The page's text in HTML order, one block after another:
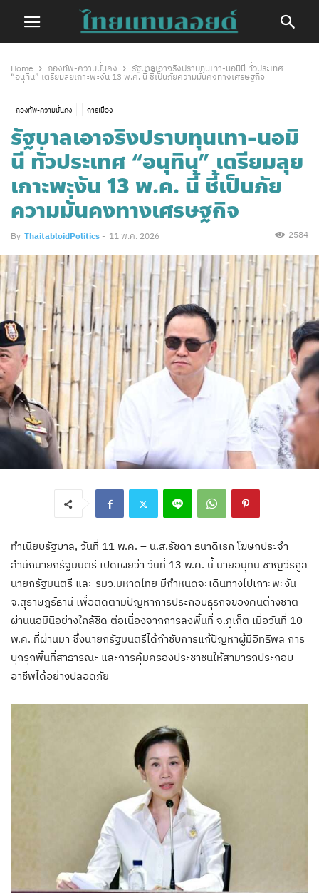
Home กองทัพ-ความมั่นคง
รัฐบาลเอาจริงปราบทุนเทา-นอมินี ทั่วประเทศ
“อนุทิน” เตรียมลุยเกาะพะงัน 13 พ.ค. นี้ ชี้เป็นภัยความมั่นคงทางเศรษฐกิจ
กองทัพ-ความมั่นคง การเมือง
รัฐบาลเอาจริงปราบทุนเทา-นอมิ
นี ทั่วประเทศ “อนุทิน” เตรียมลุย
เกาะพะงัน 13 พ.ค. นี้ ชี้เป็นภัย
ความมั่นคงทางเศรษฐกิจ
By ThaitabloidPolitics - 11 พ.ค. 2026 2584
ทำเนียบรัฐบาล, วันที่ 11 พ.ค. – น.ส.รัชดา ธนาดิเรก โฆษกประจำ
สำนักนายกรัฐมนตรี เปิดเผยว่า วันที่ 13 พ.ค. นี้ นายอนุทิน ชาญวีรกูล
นายกรัฐมนตรี และ รมว.มหาดไทย มีกำหนดจะเดินทางไปเกาะพะงัน
จ.สุราษฎร์ธานี เพื่อติดตามปัญหาการประกอบธุรกิจของคนต่างชาติ
ผ่านนอมินีอย่างใกล้ชิด ต่อเนื่องจากการลงพื้นที่ จ.ภูเก็ต เมื่อวันที่ 10
พ.ค. ที่ผ่านมา ซึ่งนายกรัฐมนตรีได้กำชับการแก้ปัญหาผู้มีอิทธิพล การ
บุกรุกพื้นที่สาธารณะ และการคุ้มครองประชาชนให้สามารถประกอบ
อาชีพได้อย่างปลอดภัย